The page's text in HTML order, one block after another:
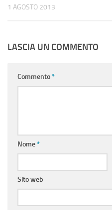
1 AGOSTO 2013
LASCIA UN COMMENTO
Commento*
Nome*
Sito web